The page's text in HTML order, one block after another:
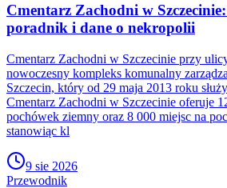
Cmentarz Zachodni w
poradnik i dane o nekropolii
Cmentarz Zachodni w Szczecinie przy
nowoczesny kompleks komunalny
Szczecin, który od 29 maja 2013 roku
Cmentarz Zachodni w Szczecinie oferuje
pochówek ziemny oraz 8 000 miejsc na
stanowiąc kl
9 sie 2026
Przewodnik